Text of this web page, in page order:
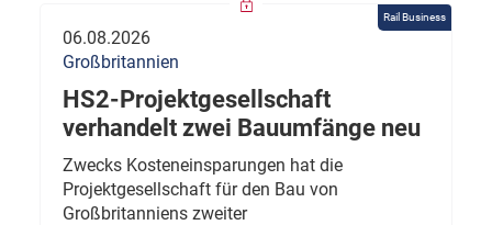
Rail Business
06.08.2026
Großbritannien
HS2-Projektgesellschaft
verhandelt zwei Bauumfänge neu
Zwecks Kosteneinsparungen hat die
Projektgesellschaft für den Bau von
Großbritanniens zweiter